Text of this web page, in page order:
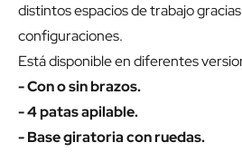
distintos espacios de trabajo
configuraciones.
Está disponible en diferentes
- Con o sin brazos.
- 4 patas apilable.
- Base giratoria con ruedas.